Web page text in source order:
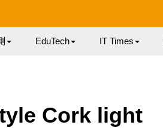
EduTech IT Times
Cork light